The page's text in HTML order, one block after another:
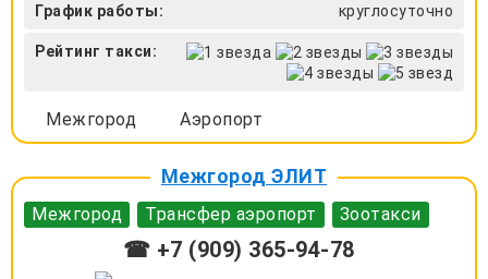
График работы: круглосуточно
Рейтинг такси:
Межгород Аэропорт
Межгород ЭЛИТ
Межгород Трансфер аэропорт Зоотакси
☎ +7 (909) 365-94-78